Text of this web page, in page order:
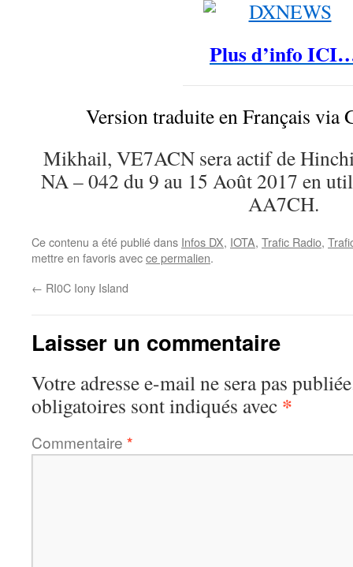
Plus d’info
Version traduite en Français via
Mikhail, VE7ACN sera actif de
NA – 042 du 9 au 15 Août 2017 en
AA7CH.
Ce contenu a été publié dans Infos DX, IOTA, Trafic Radio,
mettre en favoris avecce permalien.
← RI0C Iony Island
Laisser un commentaire
Votre adresse e-mail ne sera pas
obligatoires sont indiqués avec *
Commentaire *